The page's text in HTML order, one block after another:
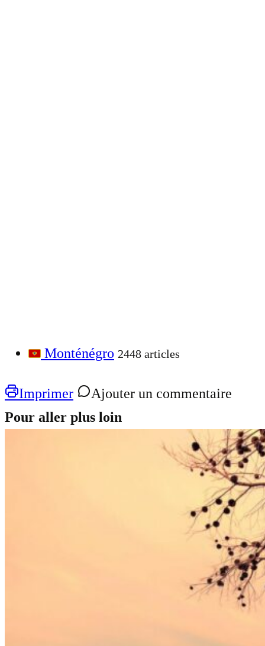
Monténégro 2448 articles
Imprimer
Ajouter un commentaire
Pour aller plus loin